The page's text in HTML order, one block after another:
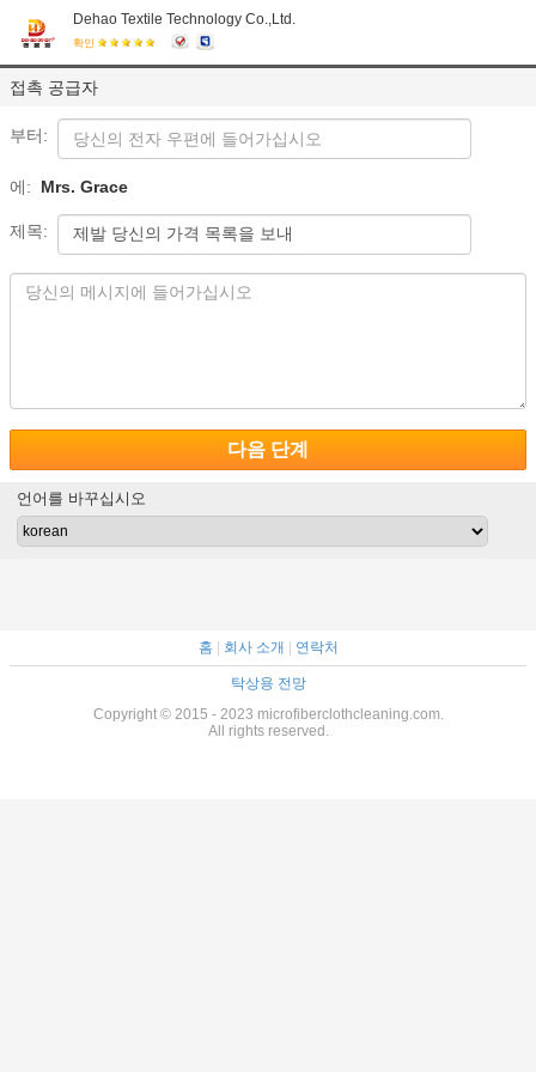
Dehao Textile Technology Co.,Ltd.
확인
접촉 공급자
부터:
에: Mrs. Grace
제목:
다음 단계
언어를 바꾸십시오
홈 회사 소개 연락처
탁상용 전망
Copyright © 2015 - 2023 microfiberclothcleaning.com.
All rights reserved.